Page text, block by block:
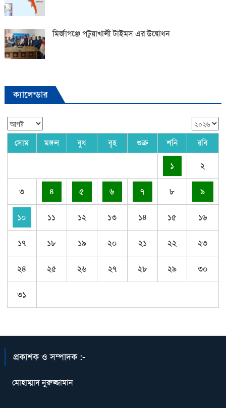
মির্জাগঞ্জে পটুয়াখালী টাইমস এর উদ্বোধন
ক্যালেন্ডার
সোম মঙ্গল বুধ বৃহ শুক্র শনি রবি
১ ২
৩ ৪ ৫ ৬ ৭ ৮ ৯
১০ ১১ ১২ ১৩ ১৪ ১৫ ১৬
১৭ ১৮ ১৯ ২০ ২১ ২২ ২৩
২৪ ২৫ ২৬ ২৭ ২৮ ২৯ ৩০
৩১
প্রকাশক ও সম্পাদক :-
মোহাম্মাদ নুরুজ্জামান